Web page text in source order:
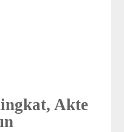
Akte